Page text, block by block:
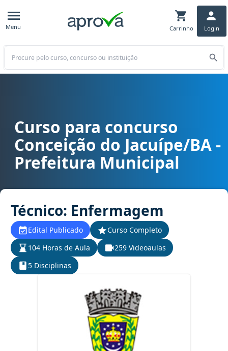
Menu Carrinho Login
Buscar
Curso para concurso Conceição do Jacuípe/BA - Prefeitura
Curso para concurso
Conceição do Jacuípe/BA -
Prefeitura Municipal
Técnico: Enfermagem
Edital Publicado
Curso Completo
104 Horas de Aula
259 Videoaulas
5 Disciplinas